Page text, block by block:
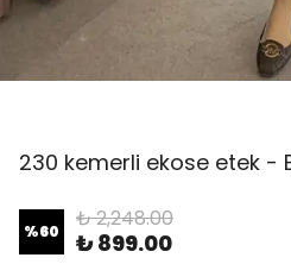
230 kemerli ekose etek -
%60 ₺ 2,248.00
₺ 899.00